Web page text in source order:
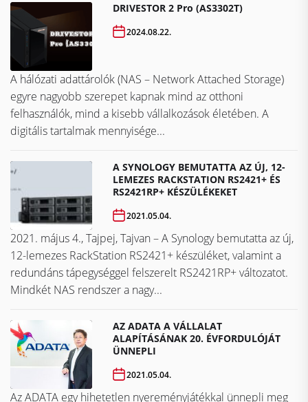
DRIVESTOR 2 Pro (AS3302T)
2024.08.22.
A hálózati adattárolók (NAS – Network Attached Storage)
egyre nagyobb szerepet kapnak mind az otthoni
felhasználók, mind a kisebb vállalkozások életében. A
digitális tartalmak mennyisége...
A SYNOLOGY BEMUTATTA AZ ÚJ, 12-
LEMEZES RACKSTATION RS2421+ ÉS
RS2421RP+ KÉSZÜLÉKEKET
2021.05.04.
2021. május 4., Tajpej, Tajvan – A Synology bemutatta az új,
12-lemezes RackStation RS2421+ készüléket, valamint a
redundáns tápegységgel felszerelt RS2421RP+ változatot.
Mindkét NAS rendszer a nagy...
AZ ADATA A VÁLLALAT
ALAPÍTÁSÁNAK 20. ÉVFORDULÓJÁT
ÜNNEPLI
2021.05.04.
Az ADATA egy hihetetlen nyereményjátékkal ünnepli meg